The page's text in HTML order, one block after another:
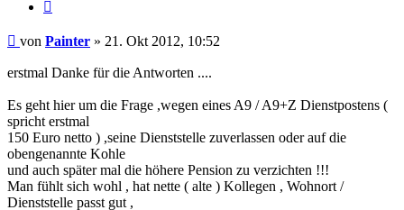
Beitrag
von Painter » 21. Okt 2012, 10:52
erstmal Danke für die Antworten ....
Es geht hier um die Frage ,wegen eines A9 / A9+Z Dienstpostens (
spricht erstmal
150 Euro netto ) ,seine Dienststelle zuverlassen oder auf die
obengenannte Kohle
und auch später mal die höhere Pension zu verzichten !!!
Man fühlt sich wohl , hat nette ( alte ) Kollegen , Wohnort /
Dienststelle passt gut ,